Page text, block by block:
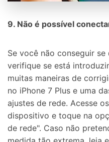
9. Não é possível
Se você não conseguir
verifique se está
muitas maneiras de
no iPhone 7 Plus e uma
ajustes de rede. Acesse
dispositivo e toque na
de rede". Caso não